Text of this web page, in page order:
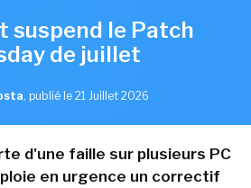
suspend le Patch
de juillet
, publié le 21 Juillet 2026
d'une faille sur plusieurs PC
en urgence un correctif